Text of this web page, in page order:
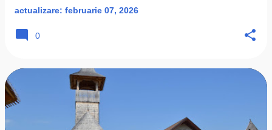
actualizare: februarie 07, 2026
0